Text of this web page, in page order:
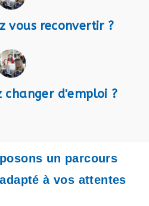
vous reconvertir ?
changer d'emploi ?
un parcours
à vos attentes